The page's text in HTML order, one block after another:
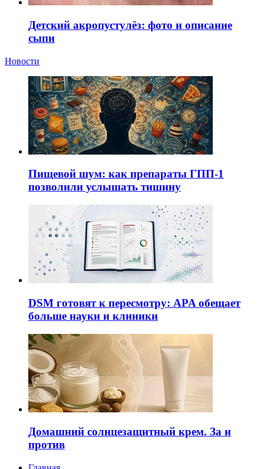
Детский акропустулёз: фото и описание
сыпи
Новости
Пищевой шум: как препараты ГПП-1
позволили услышать тишину
DSM готовят к пересмотру: APA обещает
больше науки и клиники
Домашний солнцезащитный крем. За и
против